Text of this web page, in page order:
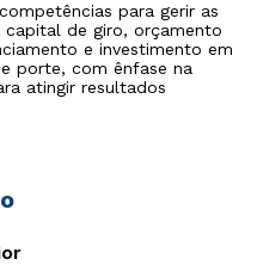
para gerir as
de giro, orçamento
e investimento em
porte, com ênfase na
atingir resultados